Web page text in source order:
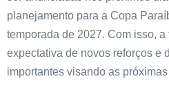
planejamento para a Copa
temporada de 2027. Com isso,
expectativa de novos reforços e
importantes visando as